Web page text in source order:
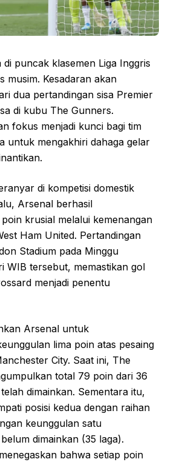
puncak klasemen Liga Inggris
musim. Kesadaran akan
dua pertandingan sisa Premier
di kubu The Gunners.
fokus menjadi kunci bagi tim
untuk mengakhiri dahaga gelar
di kompetisi domestik
Arsenal berhasil
krusial melalui kemenangan
Ham United. Pertandingan
Stadium pada Minggu
WIB tersebut, memastikan gol
menjadi penentu
Arsenal untuk
lima poin atas pesaing
City. Saat ini, The
total 79 poin dari 36
dimainkan. Sementara itu,
posisi kedua dengan raihan
keunggulan satu
dimainkan (35 laga).
bahwa setiap poin